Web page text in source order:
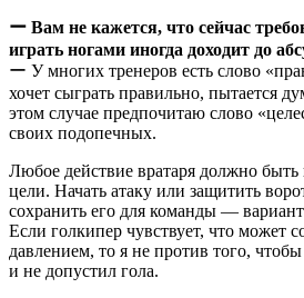
ー Вам не кажется, что сейчас
играть ногами иногда доходит до
ー У многих тренеров есть слово
хочет сыграть правильно, пытается
этом случае предпочитаю слово
своих подопечных.
Любое действие вратаря должно быть
цели. Начать атаку или защитить
сохранить его для команды —
Если голкипер чувствует, что может
давлением, то я не против того,
и не допустил гола.